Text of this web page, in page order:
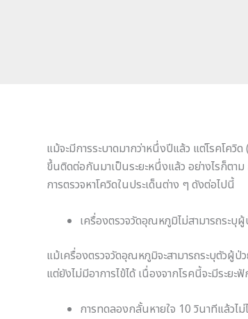
แม้จะมีการระบาดมากว่าหนึ่งปีแล้ว แต่โรคโค
ขึ้นติดต่อกันมาเป็นระยะหนึ่งแล้ว อย่างไรก็ตาม
การตรวจหาโควิดในประเด็นต่าง ๆ ดังต่อไปนี้
เครื่องตรวจวัดอุณหภูมิไม่สามารถระบุ
แม้เครื่องตรวจวัดอุณหภูมิจะสามารถระบุตัวผู้
แต่ยังไม่มีอาการไข้ได้ เนื่องจากโรคนี้จะมีระย
การทดลองกลั้นหายใจ 10 วินาทีแล้วไ